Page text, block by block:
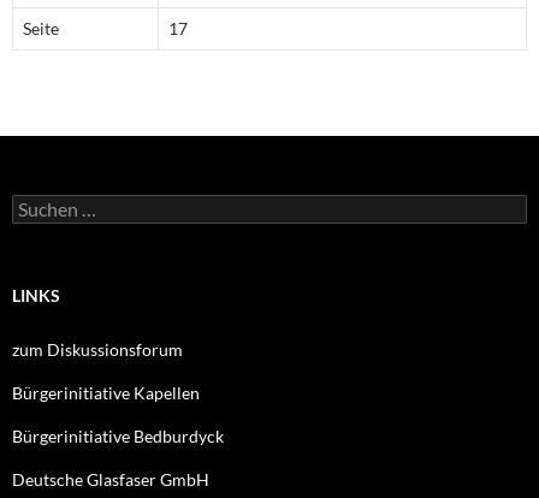
Seite 17
Suche
nach:
LINKS
zum Diskussionsforum
Bürgerinitiative Kapellen
Bürgerinitiative Bedburdyck
Deutsche Glasfaser GmbH